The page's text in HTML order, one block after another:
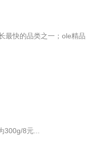
最快的品类之一；ole精
8元...